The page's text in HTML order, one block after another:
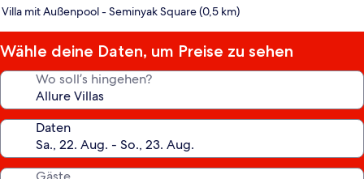
Sterne-
Villa mit Außenpool - Seminyak Square (0,5 km)
Wähle deine Daten, um Preise zu sehen
Wo soll’s hingehen?
Daten